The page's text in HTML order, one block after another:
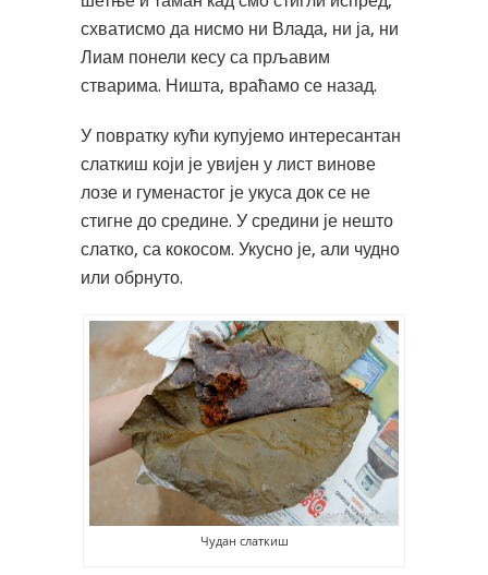
схватисмо да нисмо ни Влада, ни ја, ни
Лиам понели кесу са прљавим
стварима. Ништа, враћамо се назад.
У повратку кући купујемо интересантан
слаткиш који је увијен у лист винове
лозе и гуменастог је укуса док се не
стигне до средине. У средини је нешто
слатко, са кокосом. Укусно је, али чуднo
или обрнуто.
Чудан слаткиш